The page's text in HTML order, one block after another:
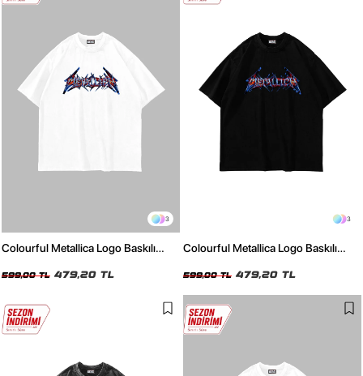
3
Colourful Metallica Logo Baskılı
599,00 TL 479,20 TL
3
Colourful Metallica Logo Baskılı
599,00 TL 479,20 TL